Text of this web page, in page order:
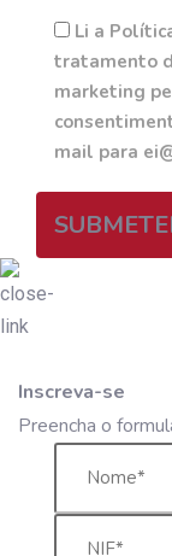
Li a
tratamento
marketing
mail para
Inscreva-se
Preencha o